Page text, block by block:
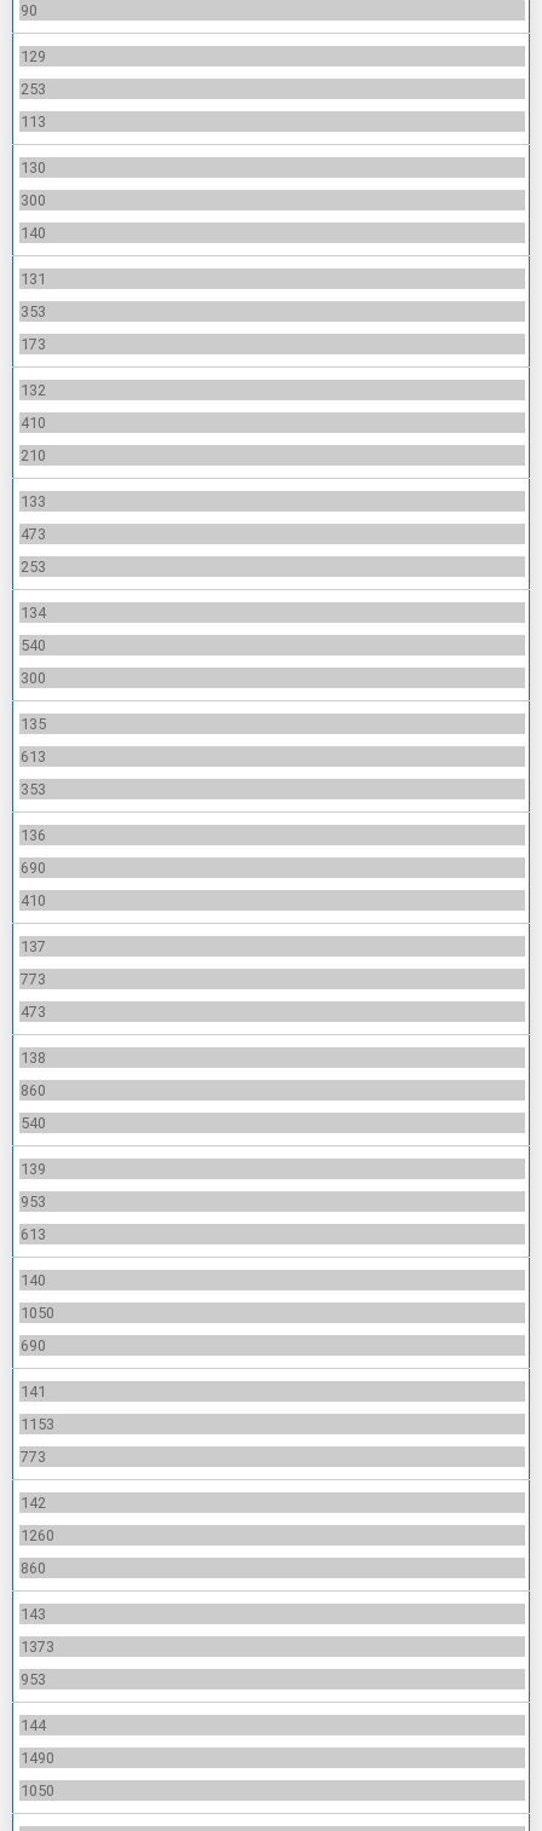
90
129
253
113
130
300
140
131
353
173
132
410
210
133
473
253
134
540
300
135
613
353
136
690
410
137
773
473
138
860
540
139
953
613
140
1050
690
141
1153
773
142
1260
860
143
1373
953
144
1490
1050